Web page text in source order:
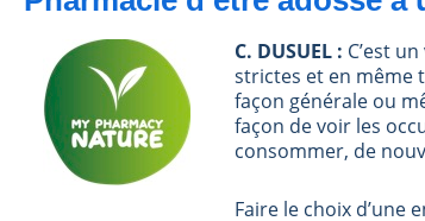
C. DUSUEL : C’est
strictes et en même
façon générale ou
façon de voir les
consommer, de
Faire le choix d’une